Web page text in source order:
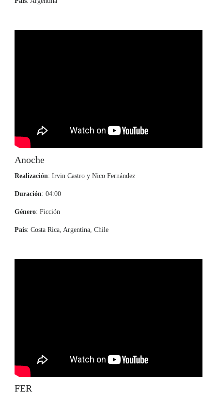
Anoche
Realización: Irvin Castro y Nico Fernández
Duración: 04:00
Género: Ficción
País: Costa Rica, Argentina, Chile
FER